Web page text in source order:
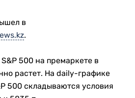
в
.
500 на премаркете в
растет. На daily-графике
500 складываются условия